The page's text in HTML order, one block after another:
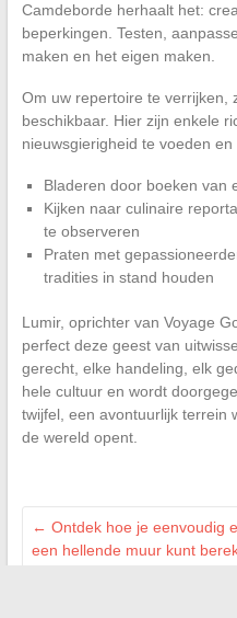
Camdeborde herhaalt het:
beperkingen. Testen,
maken en het eigen maken.
Om uw repertoire te verrijken,
beschikbaar. Hier zijn enkele
nieuwsgierigheid te voeden
Bladeren door boeken van
Kijken naar culinaire
te observeren
Praten met
tradities in stand houden
Lumir, oprichter van Voyage
perfect deze geest van
gerecht, elke handeling, elk
hele cultuur en wordt
twijfel, een avontuurlijk terrein
de wereld opent.
← Ontdek hoe je eenvoudig
een hellende muur kunt